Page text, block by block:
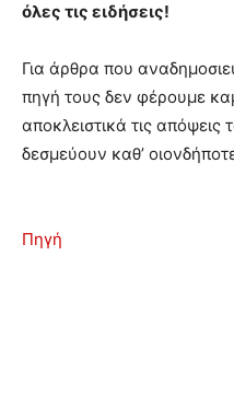
όλες τις ειδήσεις!
Για άρθρα που
πηγή τους δεν φέρουμε
αποκλειστικά τις
δεσμεύουν καθ’
Πηγή